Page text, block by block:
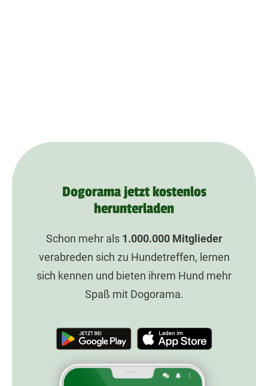
Dogorama jetzt kostenlos
herunterladen
Schon mehr als 1.000.000Mitglieder
verabreden sich zu Hundetreffen, lernen
sich kennen und bieten ihrem Hund mehr
Spaß mit Dogorama.